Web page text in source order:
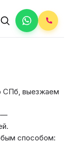
СПб, выезжаем
—
способом: